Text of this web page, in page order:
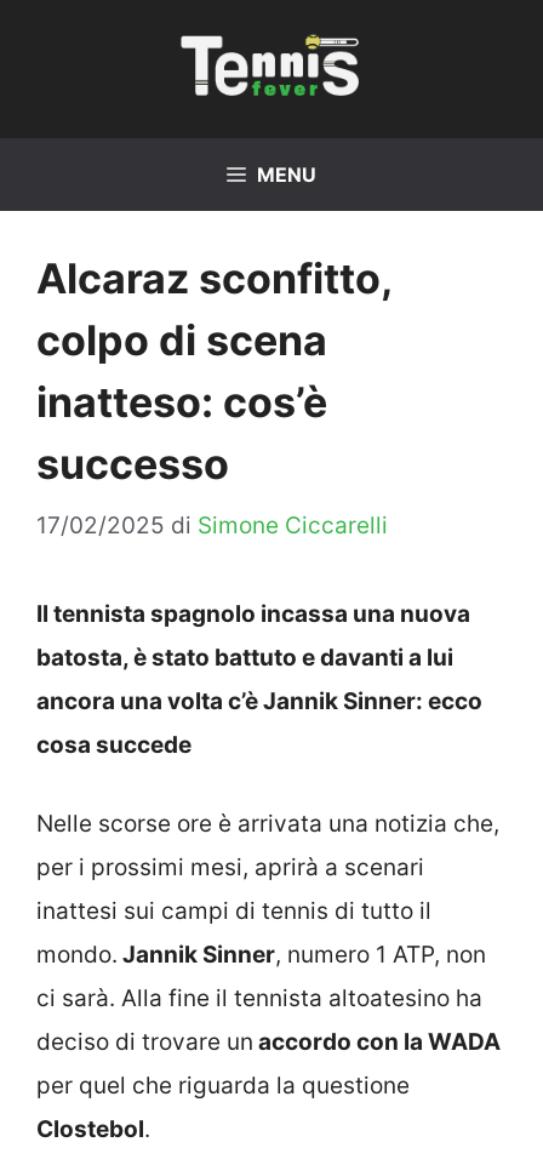
MENU
Alcaraz sconfitto,
colpo di scena
inatteso: cos’è
successo
17/02/2025 di Simone Ciccarelli
Il tennista spagnolo incassa una nuova
batosta, è stato battuto e davanti a lui
ancora una volta c’è Jannik Sinner: ecco
cosa succede
Nelle scorse ore è arrivata una notizia che,
per i prossimi mesi, aprirà a scenari
inattesi sui campi di tennis di tutto il
mondo. Jannik Sinner, numero 1 ATP, non
ci sarà. Alla fine il tennista altoatesino ha
deciso di trovare un accordo con la WADA
per quel che riguarda la questione
Clostebol.